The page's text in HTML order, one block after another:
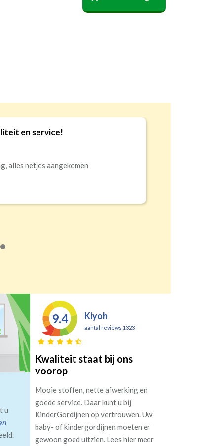
verduisterend
en service!
alles netjes aangekomen
u
9.4 Kiyoh
aantal reviews 1323
Kwaliteit staat bij ons
voorop
Mooie stoffen, nette afwerking en
goede service. Daar kunt u bij
KinderGordijnen op vertrouwen. Uw
baby- of kindergordijnen moeten er
gewoon goed uitzien. Lees hier meer